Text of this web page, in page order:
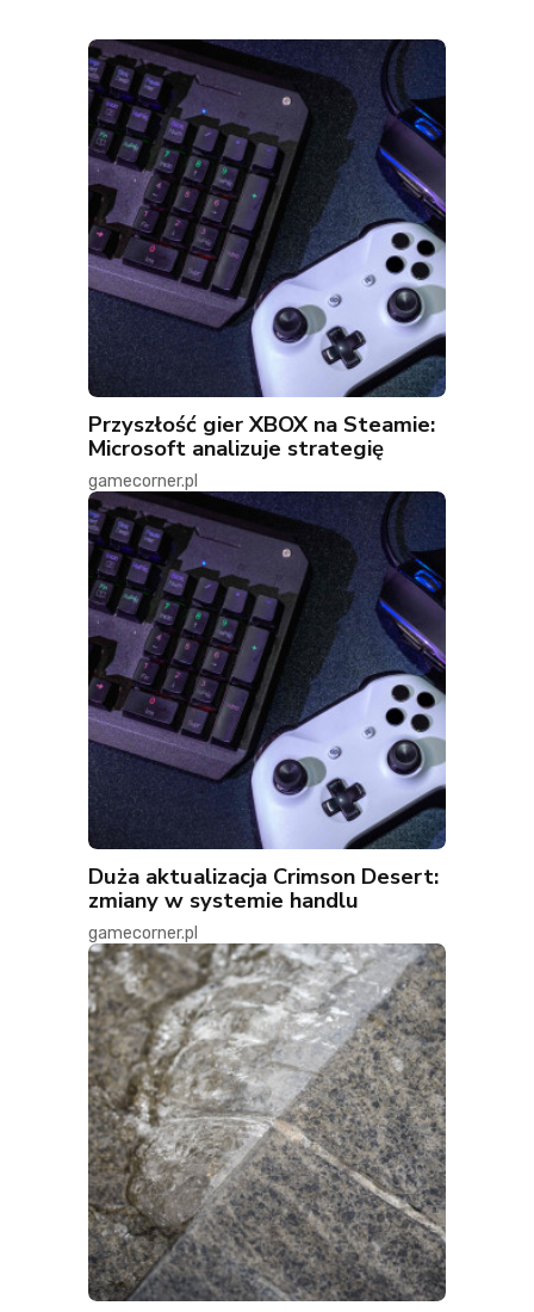
Przyszłość gier XBOX na Steamie:
Microsoft analizuje strategię
gamecorner.pl
Duża aktualizacja Crimson Desert:
zmiany w systemie handlu
gamecorner.pl